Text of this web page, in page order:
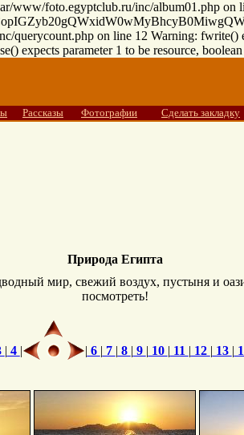
www/foto.egyptclub.ru/inc/album01.php on
querycount.php on line 12 Warning: fwrite()
expects parameter 1 to be resource,
Рассказы Фотографии Сделать закладку
Природа Египта
мир, свежий воздух, пустыня и
посмотреть!
| 4 | | 6 | 7 | 8 | 9 | 10 | 11 | 12 | 13 |